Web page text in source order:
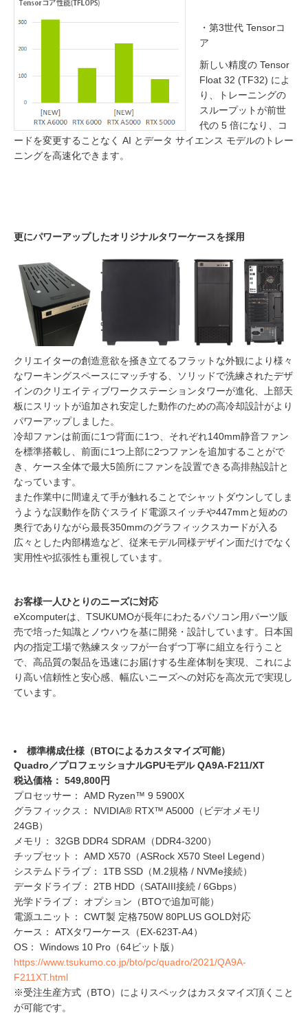
・第3世代 Tensorコ
ア
新しい精度の Tensor
Float 32 (TF32) によ
り、トレーニングの
スループットが前世
代の 5 倍になり、コ
ードを変更することなく AI とデータ サイエンス モデルのトレー
ニングを高速化できます。
更にパワーアップしたオリジナルタワーケースを採用
クリエイターの創造意欲を掻き立てるフラットな外観により様々
なワーキングスペースにマッチする、ソリッドで洗練されたデザ
インのクリエイティブワークステーションタワーが進化、上部天
板にスリットが追加され安定した動作のための高冷却設計がより
パワーアップしました。
冷却ファンは前面に1つ背面に1つ、それぞれ140mm静音ファン
を標準搭載し、前面に1つ上部に2つファンを追加することがで
き、ケース全体で最大5箇所にファンを設置できる高排熱設計と
なっています。
また作業中に間違えて手が触れることでシャットダウンしてしま
うような誤動作を防ぐスライド電源スイッチや447mmと短めの
奥行でありながら最長350mmのグラフィックスカードが入る
広々とした内部構造など、従来モデル同様デザイン面だけでなく
実用性や拡張性も重視しています。
お客様一人ひとりのニーズに対応
eXcomputerは、TSUKUMOが長年にわたるパソコン用パーツ販
売で培った知識とノウハウを基に開発・設計しています。日本国
内の指定工場で熟練スタッフが一台ずつ丁寧に組立を行うこと
で、高品質の製品を迅速にお届けする生産体制を実現、これによ
り高い信頼性と安心感、幅広いニーズへの対応を高次元で実現し
ています。
標準構成仕様（BTOによるカスタマイズ可能）
Quadro／プロフェッショナルGPUモデル QA9A-F211/XT
税込価格： 549,800円
プロセッサー： AMD Ryzen™ 9 5900X
グラフィックス： NVIDIA® RTX™ A5000（ビデオメモリ
24GB）
メモリ： 32GB DDR4 SDRAM（DDR4-3200）
チップセット： AMD X570（ASRock X570 Steel Legend）
システムドライブ： 1TB SSD（M.2規格 / NVMe接続）
データドライブ： 2TB HDD（SATAIII接続 / 6Gbps）
光学ドライブ： オプション（BTOで追加可能）
電源ユニット： CWT製 定格750W 80PLUS GOLD対応
ケース： ATXタワーケース（EX-623T-A4）
OS： Windows 10 Pro（64ビット版）
https://www.tsukumo.co.jp/bto/pc/quadro/2021/QA9A-
F211XT.html
※受注生産方式（BTO）によりスペックはカスタマイズ頂くこと
が可能です。